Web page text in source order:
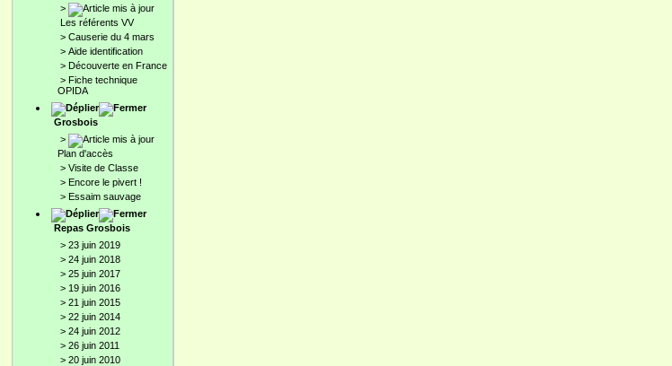
>
Les référents VV
> Causerie du 4 mars
> Aide identification
> Découverte en France
> Fiche technique
OPIDA
Grosbois
>
Plan d'accès
> Visite de Classe
> Encore le pivert !
> Essaim sauvage
Repas Grosbois
> 23 juin 2019
> 24 juin 2018
> 25 juin 2017
> 19 juin 2016
> 21 juin 2015
> 22 juin 2014
> 24 juin 2012
> 26 juin 2011
> 20 juin 2010